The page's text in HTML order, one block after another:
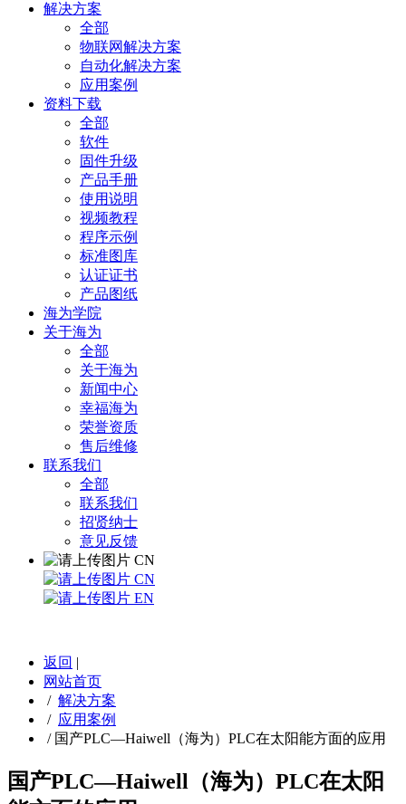
解决方案
全部
物联网解决方案
自动化解决方案
应用案例
资料下载
全部
软件
固件升级
产品手册
使用说明
视频教程
程序示例
标准图库
认证证书
产品图纸
海为学院
关于海为
全部
关于海为
新闻中心
幸福海为
荣誉资质
售后维修
联系我们
全部
联系我们
招贤纳士
意见反馈
CN
CN
EN
返回 |
网站首页
/ 解决方案
/ 应用案例
/ 国产PLC—Haiwell（海为）PLC在太阳能方面的应用
国产PLC—Haiwell（海为）PLC在太阳